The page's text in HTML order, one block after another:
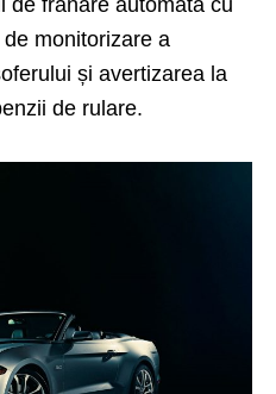
monitorizare a
și avertizarea la
de rulare.